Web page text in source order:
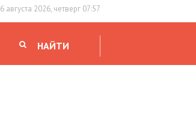
6 августа 2026, четверг 07:57
НАЙТИ